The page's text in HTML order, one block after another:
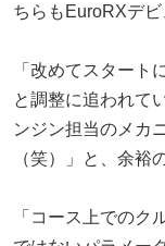
ちらもEuroRXデビ
「改めてスタート
と調整に追われて
ンジン担当のメカ
（笑）」と、余裕
「コース上でのク